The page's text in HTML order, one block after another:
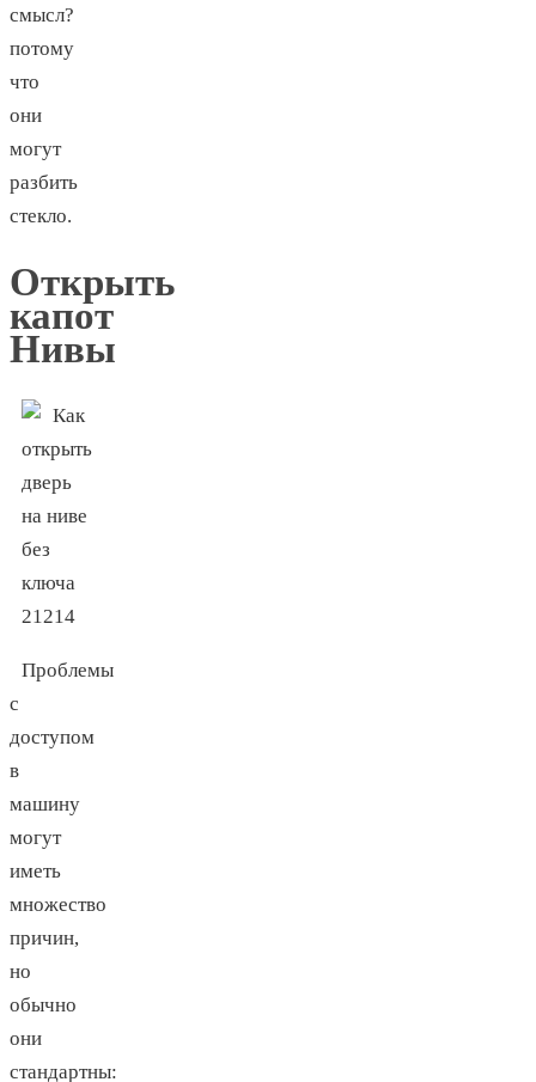
смысл?
потому
что
они
могут
разбить
стекло.
Открыть
капот
Нивы
Проблемы
с
доступом
в
машину
могут
иметь
множество
причин,
но
обычно
они
стандартны: